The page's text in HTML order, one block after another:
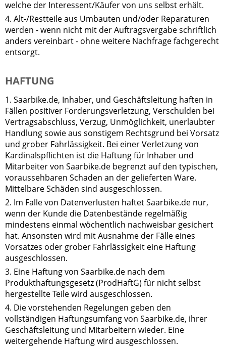
welche der Interessent/Käufer von uns selbst erhält.
4. Alt-/Restteile aus Umbauten und/oder Reparaturen
werden - wenn nicht mit der Auftragsvergabe schriftlich
anders vereinbart - ohne weitere Nachfrage fachgerecht
entsorgt.
HAFTUNG
1. Saarbike.de, Inhaber, und Geschäftsleitung haften in
Fällen positiver Forderungsverletzung, Verschulden bei
Vertragsabschluss, Verzug, Unmöglichkeit, unerlaubter
Handlung sowie aus sonstigem Rechtsgrund bei Vorsatz
und grober Fahrlässigkeit. Bei einer Verletzung von
Kardinalspflichten ist die Haftung für Inhaber und
Mitarbeiter von Saarbike.de begrenzt auf den typischen,
voraussehbaren Schaden an der gelieferten Ware.
Mittelbare Schäden sind ausgeschlossen.
2. Im Falle von Datenverlusten haftet Saarbike.de nur,
wenn der Kunde die Datenbestände regelmäßig
mindestens einmal wöchentlich nachweisbar gesichert
hat. Ansonsten wird mit Ausnahme der Fälle eines
Vorsatzes oder grober Fahrlässigkeit eine Haftung
ausgeschlossen.
3. Eine Haftung von Saarbike.de nach dem
Produkthaftungsgesetz (ProdHaftG) für nicht selbst
hergestellte Teile wird ausgeschlossen.
4. Die vorstehenden Regelungen geben den
vollständigen Haftungsumfang von Saarbike.de, ihrer
Geschäftsleitung und Mitarbeitern wieder. Eine
weitergehende Haftung wird ausgeschlossen.